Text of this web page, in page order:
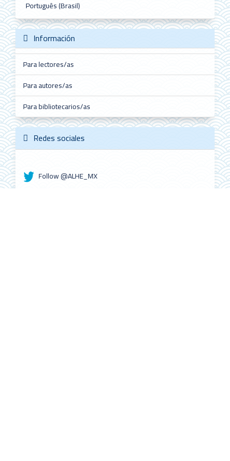
Português (Brasil)
Información
Para lectores/as
Para autores/as
Para bibliotecarios/as
Redes sociales
Follow @ALHE_MX